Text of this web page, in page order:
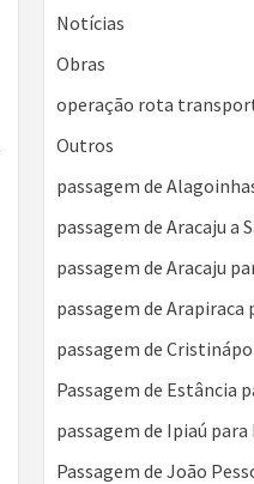
Notícias
Obras
operação rota
Outros
passagem de
passagem de Aracaju a
passagem de Aracaju
passagem de Arapiraca
passagem de
Passagem de Estância
passagem de Ipiaú
Passagem de João